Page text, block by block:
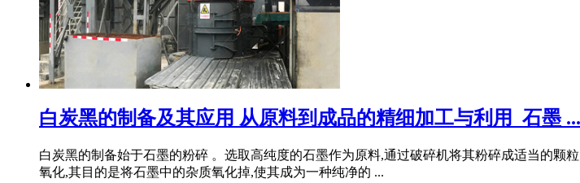
白炭黑的制备及其应用 从原料到成品的精细加工与利用_石墨 ...
白炭黑的制备始于石墨的粉碎 。选取高纯度的石墨作为原料,通过破碎机将其粉碎成适当的
氧化,其目的是将石墨中的杂质氧化掉,使其成为一种纯净的 ...